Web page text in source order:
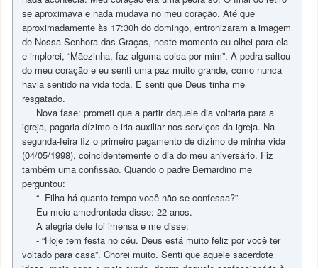
se aproximava e nada mudava no meu coração. Até que
aproximadamente às 17:30h do domingo, entronizaram a imagem
de Nossa Senhora das Graças, neste momento eu olhei para ela
e implorei, “Mãezinha, faz alguma coisa por mim”. A pedra saltou
do meu coração e eu senti uma paz muito grande, como nunca
havia sentido na vida toda. E senti que Deus tinha me
resgatado.
Nova fase: prometi que a partir daquele dia voltaria para a
igreja, pagaria dízimo e iria auxiliar nos serviços da igreja. Na
segunda-feira fiz o primeiro pagamento de dízimo de minha vida
(04/05/1998), coincidentemente o dia do meu aniversário. Fiz
também uma confissão. Quando o padre Bernardino me
perguntou:
“- Filha há quanto tempo você não se confessa?”
Eu meio amedrontada disse: 22 anos.
A alegria dele foi imensa e me disse:
- “Hoje tem festa no céu. Deus está muito feliz por você ter
voltado para casa”. Chorei muito. Senti que aquele sacerdote